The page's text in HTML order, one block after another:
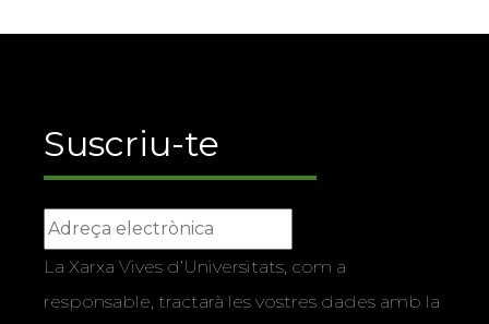
Suscriu-te
La Xarxa Vives d’Universitats, com a
responsable, tractarà les vostres dades amb la